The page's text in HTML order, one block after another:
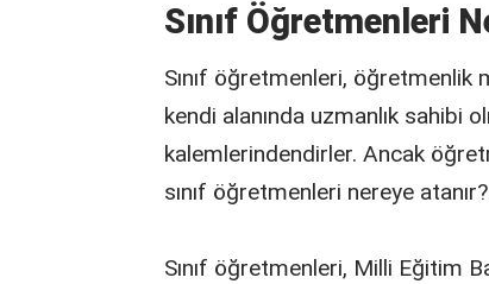
Sınıf Öğretmenleri
Sınıf öğretmenleri,
kendi alanında uzmanlık sahibi
kalemlerindendirler. Ancak
sınıf öğretmenleri nereye
Sınıf öğretmenleri, Milli Eğitim